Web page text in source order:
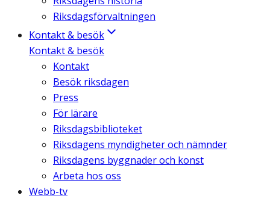
Riksdagsförvaltningen
Kontakt & besök
Kontakt & besök
Kontakt
Besök riksdagen
Press
För lärare
Riksdagsbiblioteket
Riksdagens myndigheter och nämnder
Riksdagens byggnader och konst
Arbeta hos oss
Webb-tv